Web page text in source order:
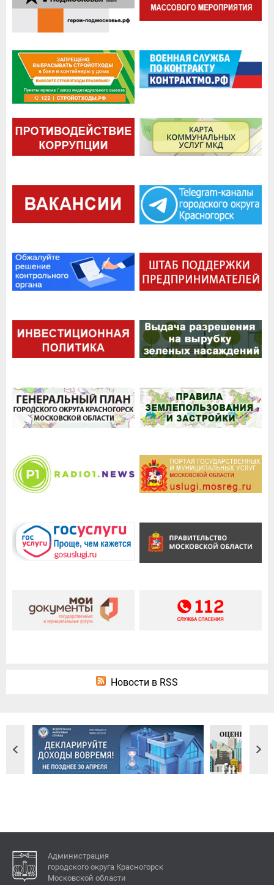
Новости в RSS
Администрация
городского округа Красногорск
Московской области